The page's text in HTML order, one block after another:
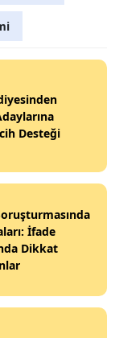
Desteği
İfade
Dikkat